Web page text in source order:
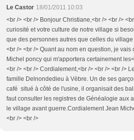
Le Castor 18/01/2011 10:03
<br /> <br /> Bonjour Christiane,<br /> <br />
curiosité et votre culture de notre village si
que des personnes autres que celles du
<br /> <br /> Quant au nom en question, je
Michel poncy qui m'apportera certainement
<br /> <br /> Cordialement,<br /> <br /> <br />
famille Delnondedieu à Vèbre. Un de ses
café situé à côté de l'usine, il organisait des
faut consulter les registres de Généalogie aux
le village avant guerre.Cordialement Jean
<br /> <br />